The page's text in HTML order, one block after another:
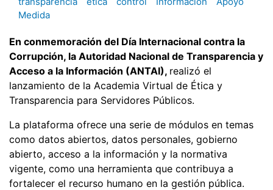
Medida
En conmemoración del Día Internacional contra la
Corrupción, la Autoridad Nacional de Transparencia y
Acceso a la Información (ANTAI), realizó el
lanzamiento de la Academia Virtual de Ética y
Transparencia para Servidores Públicos.
La plataforma ofrece una serie de módulos en temas
como datos abiertos, datos personales, gobierno
abierto, acceso a la información y la normativa
vigente, como una herramienta que contribuya a
fortalecer el recurso humano en la gestión pública.